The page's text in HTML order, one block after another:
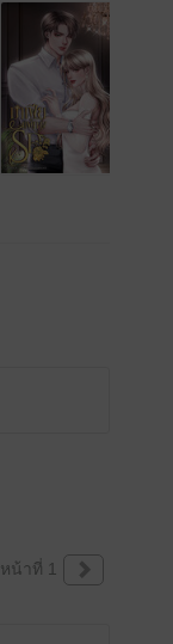
หน้าที่ 1